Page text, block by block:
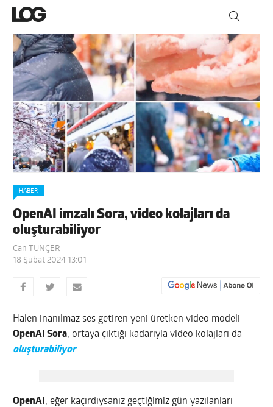
HABER
OpenAI imzalı Sora, video kolajları da
oluşturabiliyor
Can TUNÇER
18 Şubat 2024 13:01
Halen inanılmaz ses getiren yeni üretken video modeli
OpenAI Sora, ortaya çıktığı kadarıyla video kolajları da
oluşturabiliyor.
OpenAI , eğer kaçırdıysanız geçtiğimiz gün yazılanları